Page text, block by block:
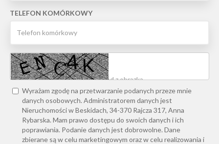
TELEFON KOMÓRKOWY
Wyrażam zgodę na przetwarzanie podanych przeze mnie
danych osobowych. Administratorem danych jest
Nieruchomości w Beskidach, 34-370 Rajcza 317, Anna
Rybarska. Mam prawo dostępu do swoich danych i ich
poprawiania. Podanie danych jest dobrowolne. Dane
zbierane są w celu marketingowym oraz w celu realizowania i